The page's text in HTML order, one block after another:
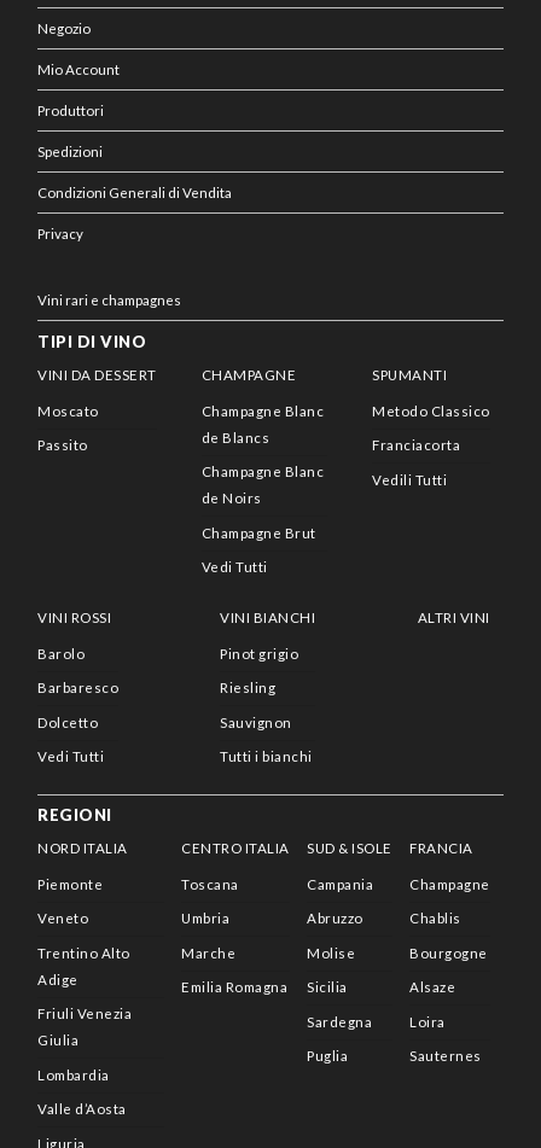
Negozio
Mio Account
Produttori
Spedizioni
Condizioni Generali di Vendita
Privacy
Vini rari e champagnes
TIPI DI VINO
VINI DA DESSERT
Moscato
Passito
CHAMPAGNE
Champagne Blanc
de Blancs
Champagne Blanc
de Noirs
Champagne Brut
Vedi Tutti
SPUMANTI
Metodo Classico
Franciacorta
Vedili Tutti
VINI ROSSI
Barolo
Barbaresco
Dolcetto
Vedi Tutti
VINI BIANCHI
Pinot grigio
Riesling
Sauvignon
Tutti i bianchi
ALTRI VINI
REGIONI
NORD ITALIA
Piemonte
Veneto
Trentino Alto
Adige
Friuli Venezia
Giulia
Lombardia
Valle d’Aosta
Liguria
CENTRO ITALIA
Toscana
Umbria
Marche
Emilia Romagna
SUD & ISOLE
Campania
Abruzzo
Molise
Sicilia
Sardegna
Puglia
FRANCIA
Champagne
Chablis
Bourgogne
Alsaze
Loira
Sauternes